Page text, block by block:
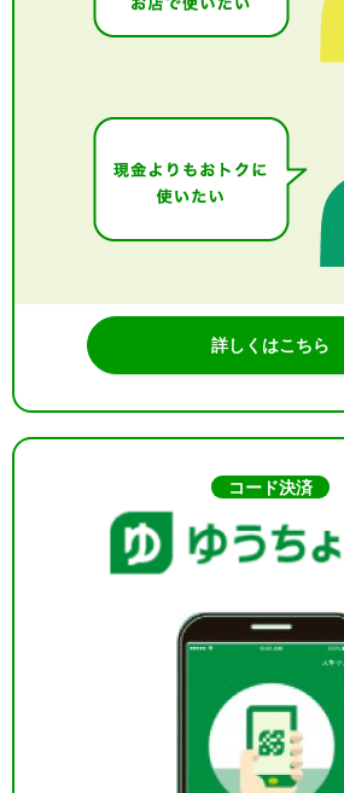
詳しくはこちら
コード決済